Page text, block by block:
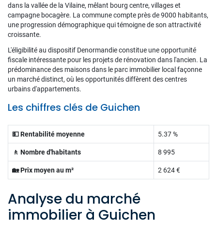
dans la vallée de la Vilaine, mêlant bourg centre, villages et
campagne bocagère. La commune compte près de 9000 habitants,
une progression démographique qui témoigne de son attractivité
croissante.
L'éligibilité au dispositif Denormandie constitue une opportunité
fiscale intéressante pour les projets de rénovation dans l'ancien. La
prédominance des maisons dans le parc immobilier local façonne
un marché distinct, où les opportunités diffèrent des centres
urbains d'appartements.
Les chiffres clés de Guichen
💵 Rentabilité moyenne 5.37 %
🚶 Nombre d'habitants 8 995
🏡 Prix moyen au m² 2 624 €
Analyse du marché
immobilier à Guichen